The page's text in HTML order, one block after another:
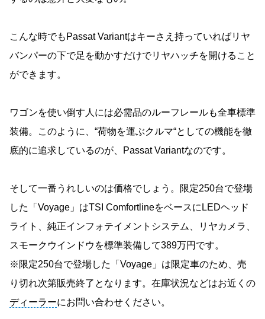
こんな時でもPassat Variantはキーさえ持っていればリヤ
バンパーの下で足を動かすだけでリヤハッチを開けること
ができます。
ワゴンを使い倒す人には必需品のルーフレールも全車標準
装備。このように、“荷物を運ぶクルマ“としての機能を徹
底的に追求しているのが、Passat Variantなのです。
そして一番うれしいのは価格でしょう。限定250台で登場
した「Voyage」はTSI ComfortlineをベースにLEDヘッド
ライト、純正インフォテイメントシステム、リヤカメラ、
スモークウインドウを標準装備して389万円です。
※限定250台で登場した「Voyage」は限定車のため、売
り切れ次第販売終了となります。在庫状況などはお近くの
ディーラーにお問い合わせください。